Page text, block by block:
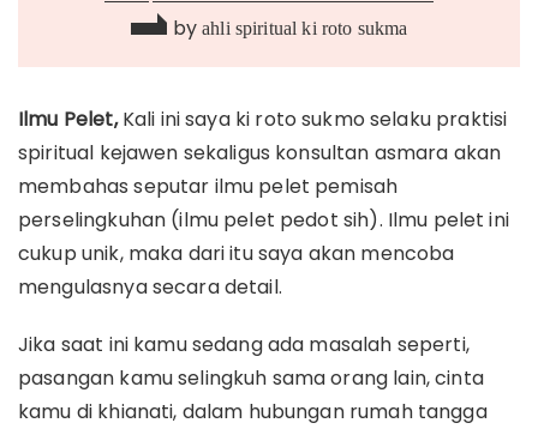
byahli spiritual ki roto sukma
Ilmu Pelet,Kali ini saya ki roto sukmo selaku praktisi
spiritual kejawen sekaligus konsultan asmara akan
membahas seputar ilmu pelet pemisah
perselingkuhan (ilmu pelet pedot sih). Ilmu pelet ini
cukup unik, maka dari itu saya akan mencoba
mengulasnya secara detail.
Jika saat ini kamu sedang ada masalah seperti,
pasangan kamu selingkuh sama orang lain, cinta
kamu di khianati, dalam hubungan rumah tangga